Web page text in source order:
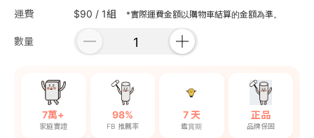
運費
$90 / 1組 *實際運費金額以購物車結算的金額為準。
數量
7萬+
家庭實證
98%
FB 推薦率
7 天
鑑賞期
正品
品牌保固